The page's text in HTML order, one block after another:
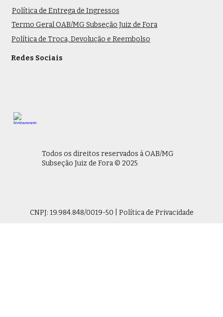
Política de Entrega de Ingressos
Termo Geral OAB/MG Subseção Juiz de Fora
Política de Troca, Devolução e Reembolso
Redes Sociais
Todos os direitos reservados à OAB/MG
Subseção Juiz de Fora © 2025
CNPJ: 19.984.848/0019-50 | Política de Privacidade